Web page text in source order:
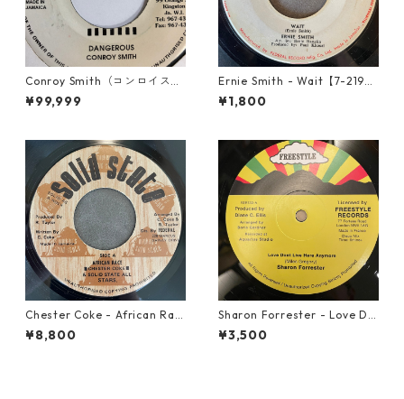
Conroy Smith（コンロイスミ
ス） - Dangerous【7'】
¥99,999
Ernie Smith - Wait【7-2196
0】
¥1,800
Chester Coke - African Rac
e【7-21819】
¥8,800
Sharon Forrester - Love Do
n't Live Here Anymore【12-
50068】
¥3,500